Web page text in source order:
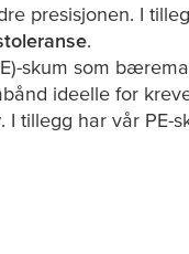
presisjonen. I
.
skum som
ideelle for
. I tillegg har vår PE-